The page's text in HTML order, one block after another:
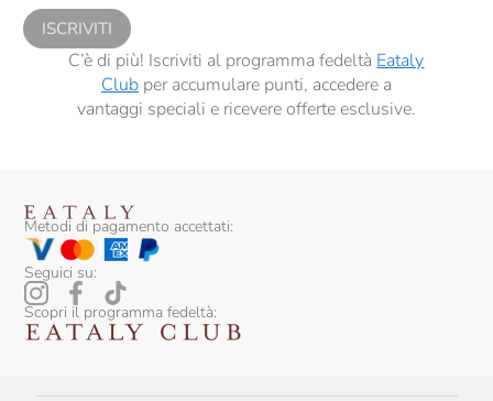
ISCRIVITI
C’è di più! Iscriviti al programma fedeltà Eataly
Clubper accumulare punti, accedere a
vantaggi speciali e ricevere offerte esclusive.
Metodi di pagamento accettati:
Seguici su:
Scopri il programma fedeltà: